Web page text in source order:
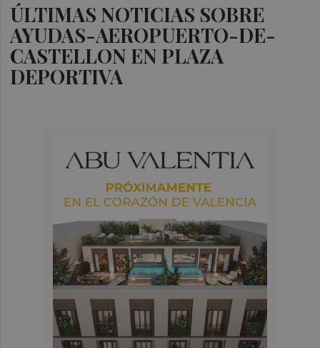
ÚLTIMAS NOTICIAS SOBRE
AYUDAS-AEROPUERTO-DE-
CASTELLON EN PLAZA
DEPORTIVA